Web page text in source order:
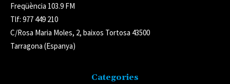
Freqüència 103.9 FM
Tlf: 977 449 210
C/Rosa Maria Moles, 2, baixos Tortosa 43500
Tarragona (Espanya)
Categories